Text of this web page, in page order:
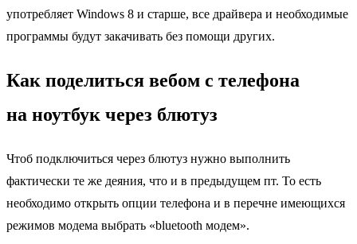
употребляет Windows 8 и старше, все драйвера и необходимые
программы будут закачивать без помощи других.
Как поделиться вебом с телефона
на ноутбук через блютуз
Чтоб подключиться через блютуз нужно выполнить
фактически те же деяния, что и в предыдущем пт. То есть
необходимо открыть опции телефона и в перечне имеющихся
режимов модема выбрать «bluetooth модем».